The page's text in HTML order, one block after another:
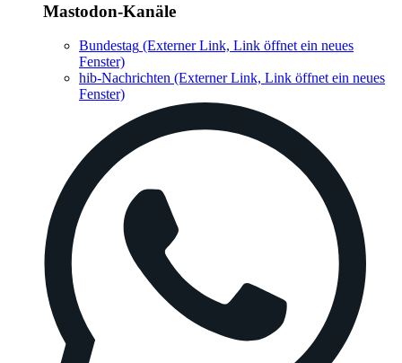
Mastodon-Kanäle
Bundestag (Externer Link, Link öffnet ein neues
Fenster)
hib-Nachrichten (Externer Link, Link öffnet ein neues
Fenster)